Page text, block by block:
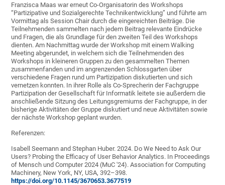
Franzisca Maas war erneut Co-Organisatorin des Workshops
“Partizipative und Sozialgerechte Technikentwicklung” und führte am
Vormittag als Session Chair durch die eingereichten Beiträge. Die
Teilnehmenden sammelten nach jedem Beitrag relevante Eindrücke
und Fragen, die als Grundlage für den zweiten Teil des Workshops
dienten. Am Nachmittag wurde der Workshop mit einem Walking
Meeting abgerundet, in welchem sich die Teilnehmenden des
Workshops in kleineren Gruppen zu den gesammelten Themen
zusammenfanden und im angrenzenden Schlossgarten über
verschiedene Fragen rund um Partizipation diskutierten und sich
vernetzen konnten. In ihrer Rolle als Co-Sprecherin der Fachgruppe
Partizipation der Gesellschaft für Informatik leitete sie außerdem die
anschließende Sitzung des Leitungsgremiums der Fachgruppe, in der
bisherige Aktivitäten der Gruppe diskutiert und neue Aktivitäten sowie
der nächste Workshop geplant wurden.
Referenzen:
Isabell Seemann and Stephan Huber. 2024. Do We Need to Ask Our
Users? Probing the Efficacy of User Behavior Analytics. In Proceedings
of Mensch und Computer 2024 (MuC '24). Association for Computing
Machinery, New York, NY, USA, 392–398.
https://doi.org/10.1145/3670653.3677519